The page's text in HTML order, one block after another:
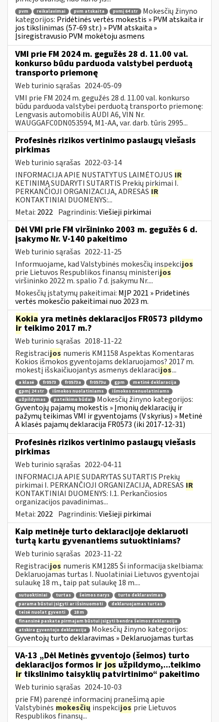
pvm reikalavimai pvm atskaita pvmį 64 str
Mokesčių žinyno
kategorijos: Pridėtinės vertės mokestis » PVM atskaita ir
jos tikslinimas (57-69 str.) » PVM atskaita »
Įsiregistravusio PVM mokėtoju asmens
VMI prie FM 2024 m. gegužės 28 d. 11.00 val.
konkurso būdu parduoda valstybei perduotą
transporto priemonę
Web turinio sąrašas 2024-05-09
VMI prie FM 2024 m. gegužės 28 d. 11.00 val. konkurso
būdu parduoda valstybei perduotą transporto priemonę:
Lengvasis automobilis AUDI A6, VIN Nr.
WAUGGAFC0DN053594, M1-AA, var. darb. tūris 2995...
Profesinės rizikos vertinimo paslaugų viešasis
pirkimas
Web turinio sąrašas 2022-03-14
INFORMACIJA APIE NUSTATYTUS LAIMĖTOJUS IR
KETINIMĄ SUDARYTI SUTARTIS Prekių pirkimai I.
PERKANČIOJI ORGANIZACIJA, ADRESAS IR
KONTAKTINIAI DUOMENYS:...
Metai: 2022 Pagrindinis:Viešieji pirkimai
Dėl VMI prie FM viršininko 2003 m. gegužės 6 d.
įsakymo Nr. V-140 pakeitimo
Web turinio sąrašas 2022-11-25
Informuojame, kad Valstybinės mokesčių inspekcijos
prie Lietuvos Respublikos finansų ministerijos
viršininko 2022 m. spalio 7 d. įsakymu Nr....
Mokesčių įstatymų pakeitimai: MĮP 2021 » Pridetinės
vertės mokesčio pakeitimai nuo 2023 m.
Kokia yra metinės deklaracijos FR0573 pildymo
irteikimo 2017 m.?
Web turinio sąrašas 2018-11-22
Registracijos numeris KM1158 Aspektas Komentaras
Kokios išmokos gyventojams deklaruojamos? 2017 m.
mokestį išskaičiuojantys asmenys deklaracijos...
a klasė fr0573 fr0573a fr0573u gpm
metinė deklaracija
gpmį 24 str
išmokos nuolatiniams
išmokos nenuolatiniams
užpildymas
pateikimo būdai
Mokesčių žinyno kategorijos:
Gyventojų pajamų mokestis » Įmonių deklaracijų ir
pažymų teikimas VMI ir gyventojams (V skyrius) » Metinė
A klasės pajamų deklaracija FR0573 (iki 2017-12-31)
Profesinės rizikos vertinimo paslaugų viešasis
pirkimas
Web turinio sąrašas 2022-04-11
INFORMACIJA APIE SUDARYTAS SUTARTIS Prekių
pirkimai I. PERKANČIOJI ORGANIZACIJA, ADRESAS IR
KONTAKTINIAI DUOMENYS: I.1. Perkančiosios
organizacijos pavadinimas...
Metai: 2022 Pagrindinis:Viešieji pirkimai
Kaip metinėje turto deklaracijoje deklaruoti
turtą kartu gyvenantiems sutuoktiniams?
Web turinio sąrašas 2023-11-22
Registracijos numeris KM1285 Ši informacija skelbiama:
Deklaruojamas turtas I. Nuolatiniai Lietuvos gyventojai
sulaukę 18 m., taip pat sulaukę 18 m....
sutuoktiniai turtas šeimos narys
turto deklaravimas
parama būstui įsigyti ar išsinuomoti
deklaruojamas turtas
teisė nuolat gyventi
18 m
finansinė paskata pirmajam būstui įsigyti bendra šeimos deklaracija
atskira gyventojo deklaracija
Mokesčių žinyno kategorijos:
Gyventojų turto deklaravimas » Deklaruojamas turtas
VA-13 „Dėl Metinės gyventojo (šeimos) turto
deklaracijos formos ir jos užpildymo,...teikimo
ir tikslinimo taisyklių patvirtinimo“ pakeitimo
Web turinio sąrašas 2024-10-03
prie FM) parengė informacinį pranešimą apie
Valstybinės mokesčių inspekcijos prie Lietuvos
Respublikos finansų...